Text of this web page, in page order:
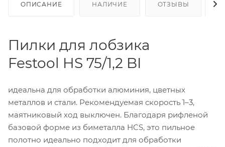
ОПИСАНИЕ НАЛИЧИЕ ОТЗЫВЫ
Пилки для лобзика
Festool HS 75/1,2 BI
идеальна для обработки алюминия, цветных
металлов и стали. Рекомендуемая скорость 1–3,
маятниковый ход выключен. Благодаря рифленой
базовой форме из биметалла HCS, это пильное
полотно идеально подходит для обработки